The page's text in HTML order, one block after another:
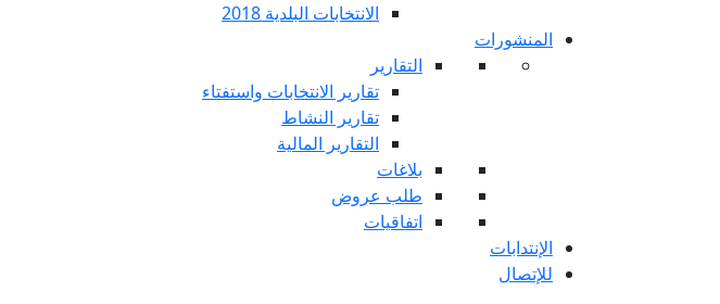
الانتخابات البلدية 2018
المنشورات
التقارير
تقارير الانتخابات واستفتاء
تقارير النشاط
التقارير المالية
بلاغات
طلب عروض
اتفاقيات
الإنتدابات
للإتصال